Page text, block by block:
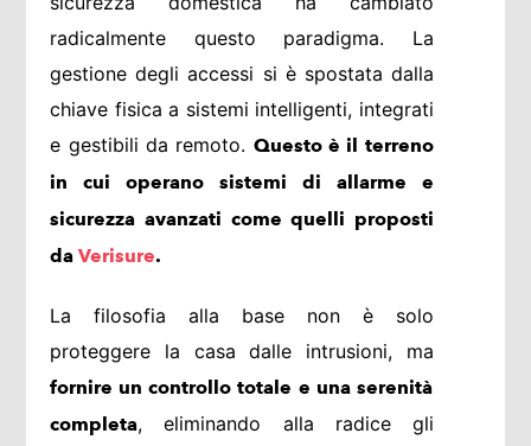
radicalmente questo paradigma. La
gestione degli accessi si è spostata dalla
chiave fisica a sistemi intelligenti, integrati
e gestibili da remoto. Questo è il terreno
in cui operano sistemi di allarme e
sicurezza avanzati come quelli proposti
daVerisure.
La filosofia alla base non è solo
proteggere la casa dalle intrusioni, ma
fornire un controllo totale e una serenità
completa, eliminando alla radice gli